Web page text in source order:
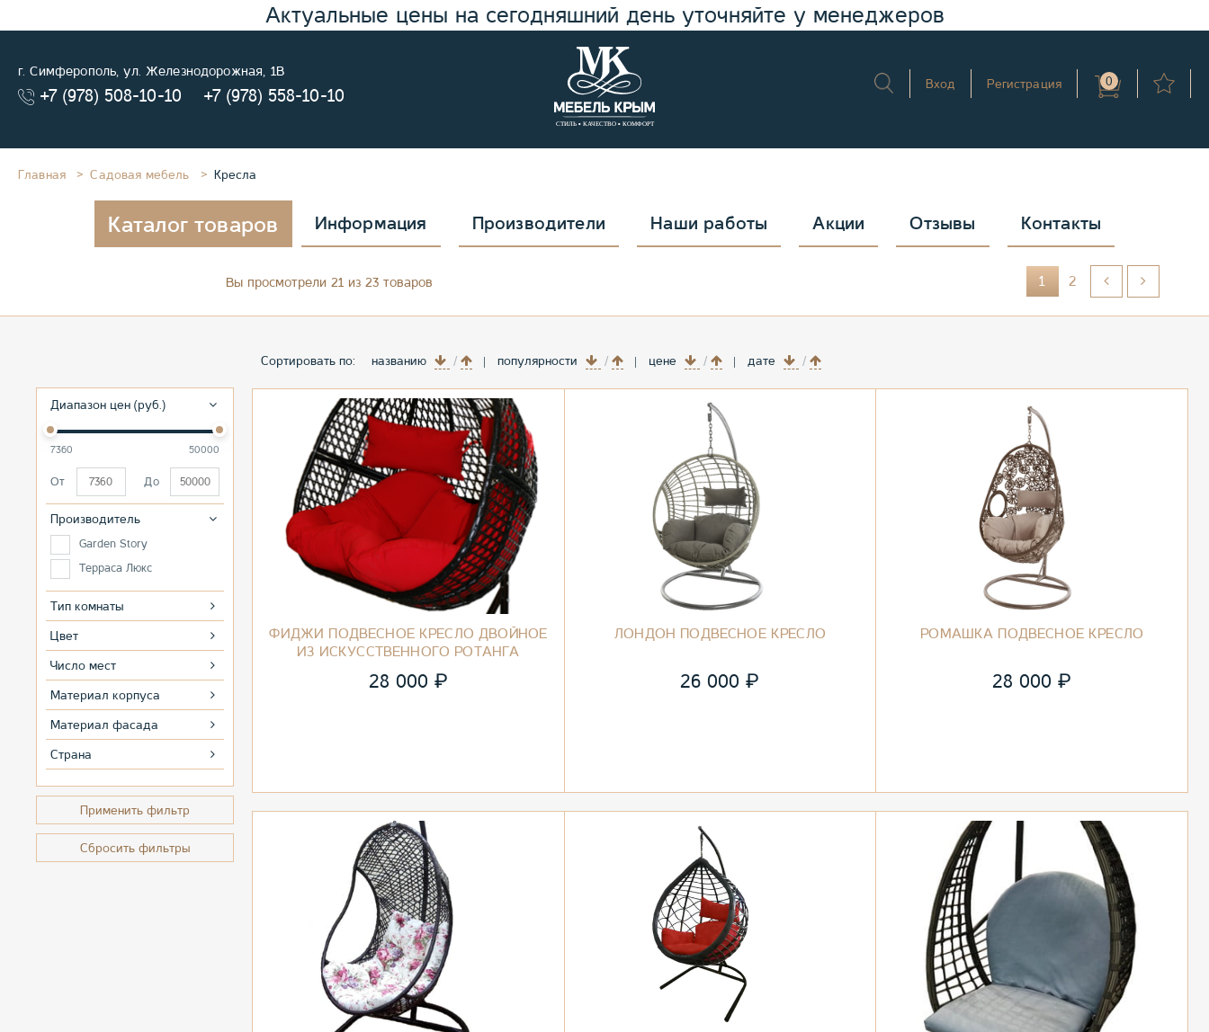
Актуальные цены на сегодняшний день уточняйте у менеджеров
г. Симферополь, ул. Железнодорожная, 1В
+7 (978) 508-10-10 +7 (978) 558-10-10
Вход Регистрация 0
Главная Садовая мебель Кресла
Каталог товаров Информация Производители Наши работы Акции Отзывы Контакты
Вы просмотрели 21 из 23 товаров 1 2
Диапазон цен (руб.)
7360 50000
От До
Производитель
Garden Story
Терраса Люкс
Тип комнаты
Цвет
Число мест
Материал корпуса
Материал фасада
Страна
Применить фильтр
Сбросить фильтры
Сортировать по: названию популярности цене дате
ФИДЖИ ПОДВЕСНОЕ КРЕСЛО ДВОЙНОЕ
ИЗ ИСКУССТВЕННОГО РОТАНГА
28 000 ₽
ЛОНДОН ПОДВЕСНОЕ КРЕСЛО
26 000₽
РОМАШКА ПОДВЕСНОЕ КРЕСЛО
28 000₽